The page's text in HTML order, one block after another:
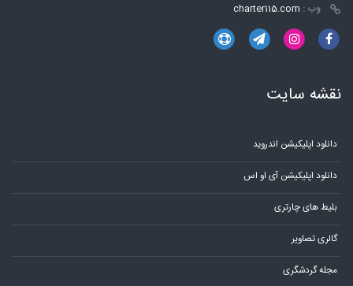
وب : charter115.com
نقشه سایت
دانلود اپلیکیشن اندروید
دانلود اپلیکیشن آی او اس
بلیط های چارتری
گالری تصاویر
مجله گردشگری